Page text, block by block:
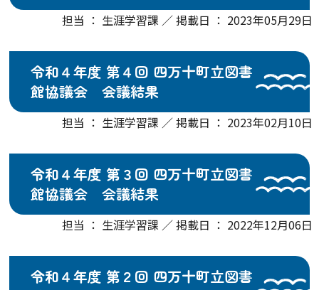
担当 ： 生涯学習課 ／ 掲載日 ： 2023年05月29日
令和４年度 第４回 四万十町立図書
館協議会 会議結果
担当 ： 生涯学習課 ／ 掲載日 ： 2023年02月10日
令和４年度 第３回 四万十町立図書
館協議会 会議結果
担当 ： 生涯学習課 ／ 掲載日 ： 2022年12月06日
令和４年度 第２回 四万十町立図書